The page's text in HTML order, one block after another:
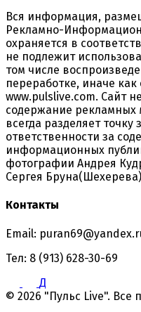
Вся информация,
Рекламно-
охраняется в
не подлежит
том числе
переработке, иначе как
www.pulslive.com. Сайт
содержание рекламных
всегда разделяет
ответственности за
информационных
фотографии Андрея
Сергея
Контакты
Email:
Тел: 8 (913) 628-30-69
Д
© 2026 "Пульс Live".